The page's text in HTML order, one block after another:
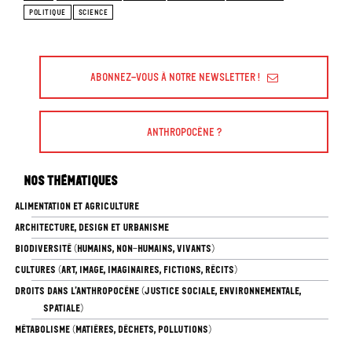
POLITIQUE
SCIENCE
Abonnez-vous à Notre Newsletter !
Anthropocène ?
Nos thématiques
ALIMENTATION ET AGRICULTURE
ARCHITECTURE, DESIGN ET URBANISME
BIODIVERSITÉ (HUMAINS, NON-HUMAINS, VIVANTS)
CULTURES (ART, IMAGE, IMAGINAIRES, FICTIONS, RÉCITS)
DROITS DANS L’ANTHROPOCÈNE (JUSTICE SOCIALE, ENVIRONNEMENTALE,
SPATIALE)
MÉTABOLISME (MATIÈRES, DÉCHETS, POLLUTIONS)